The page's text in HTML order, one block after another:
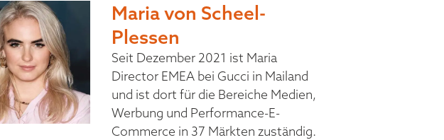
Maria von Scheel-
Plessen
Seit Dezember 2021 ist Maria
Director EMEA bei Gucci in Mailand
und ist dort für die Bereiche Medien,
Werbung und Performance-E-
Commerce in 37 Märkten zuständig.